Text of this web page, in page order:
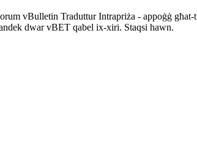
vBulletin Traduttur Intrapriża - appoġġ
dwar vBET qabel ix-xiri. Staqsi hawn.